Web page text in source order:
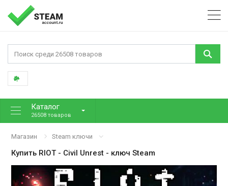
Каталог
26508 товаров
Магазин Steam ключи
Купить RIOT - Civil Unrest - ключ Steam